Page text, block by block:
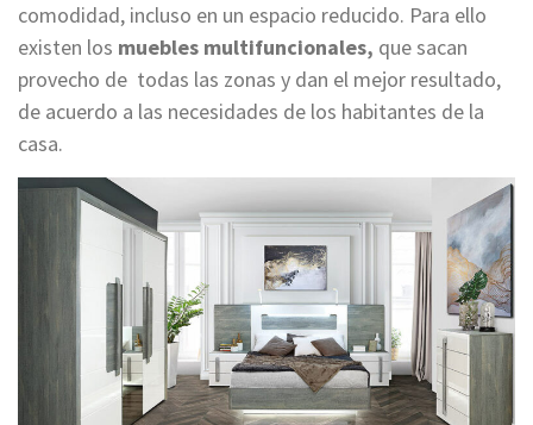
comodidad, incluso en un espacio reducido. Para ello
existen los muebles multifuncionales, que sacan
provecho de todas las zonas y dan el mejor resultado,
de acuerdo a las necesidades de los habitantes de la
casa.